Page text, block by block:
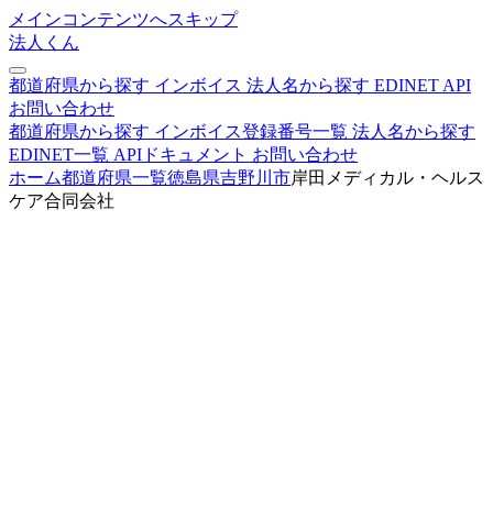
メインコンテンツへスキップ
法人くん
都道府県から探す インボイス 法人名から探す EDINET API
お問い合わせ
都道府県から探す インボイス登録番号一覧 法人名から探す
EDINET一覧 APIドキュメント お問い合わせ
ホーム都道府県一覧徳島県吉野川市岸田メディカル・ヘルス
ケア合同会社